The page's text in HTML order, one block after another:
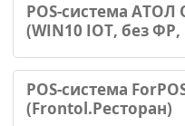
POS-система
(WIN10 IOT, без
POS-система
(Frontol.Ресторан)